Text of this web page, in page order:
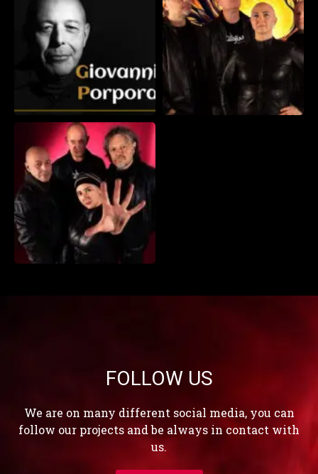
FOLLOW US
We are on many different social media, you can
follow our projects and be always in contact with
us.